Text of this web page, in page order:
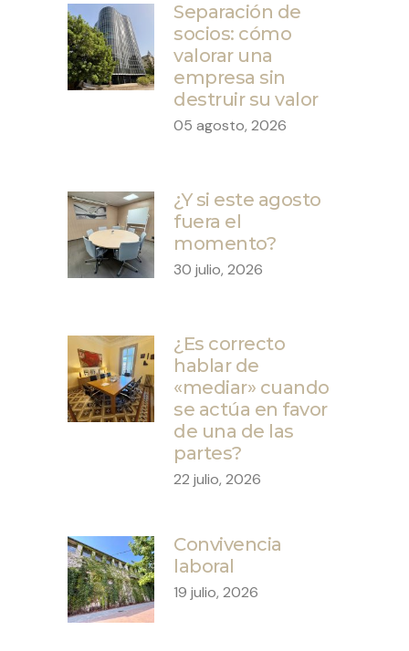
Separación de
socios: cómo
valorar una
empresa sin
destruir su valor
05 agosto, 2026
¿Y si este agosto
fuera el
momento?
30 julio, 2026
¿Es correcto
hablar de
«mediar» cuando
se actúa en favor
de una de las
partes?
22 julio, 2026
Convivencia
laboral
19 julio, 2026